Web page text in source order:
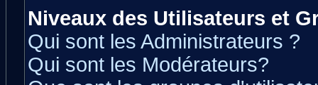
Niveaux des Utilisateurs et
Qui sont les Administrateurs ?
Qui sont les Modérateurs?